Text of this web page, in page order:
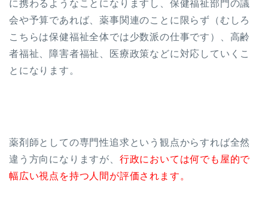
に携わるようなことになりますし、保健福祉部門の議
会や予算であれば、薬事関連のことに限らず（むしろ
こちらは保健福祉全体では少数派の仕事です）、高齢
者福祉、障害者福祉、医療政策などに対応していくこ
とになります。
薬剤師としての専門性追求という観点からすれば全然
違う方向になりますが、 行政においては何でも屋的で
幅広い視点を持つ人間が評価されます。